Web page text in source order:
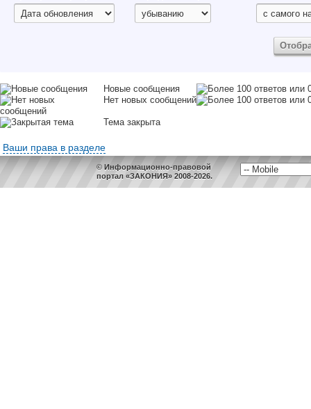
Новые сообщения
Нет новых сообщений
Тема закрыта
Ваши права в разделе
© Информационно-правовой
портал «ЗАКОНИЯ» 2008-2026.